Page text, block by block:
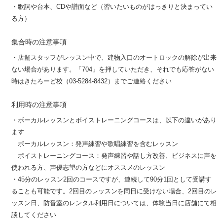
・歌詞や台本、CDや譜面など（習いたいものがはっきりと決まってい
る方）
集合時の注意事項
・店舗スタッフがレッスン中で、建物入口のオートロックの解除が出来
ない場合があります。「704」を押していただき、それでも応答がない
時はきたろーど校（03-5284-8432）までご連絡ください
利用時の注意事項
・ボーカルレッスンとボイストレーニングコースは、以下の違いがあり
ます
ボーカルレッスン：発声練習や歌唱練習を含むレッスン
ボイストレーニングコース：発声練習や話し方改善、ビジネスに声を
使われる方、声優志望の方などにオススメのレッスン
・45分のレッスン2回のコースですが、連続して90分1回として受講す
ることも可能です。2回目のレッスンを同日に受けない場合、2回目のレ
ッスン日、防音室のレンタル利用日については、体験当日に店舗にて相
談してください